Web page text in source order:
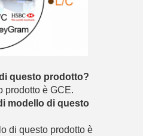
questo prodotto?
prodotto è GCE.
modello di questo
di questo prodotto è